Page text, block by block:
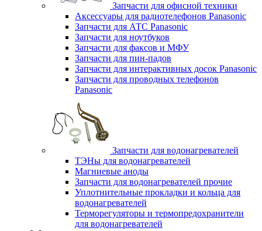
Запчасти для офисной техники
Аксессуары для радиотелефонов Panasonic
Запчасти для АТС Panasonic
Запчасти для ноутбуков
Запчасти для факсов и МФУ
Запчасти для пин-падов
Запчасти для интерактивных досок Panasonic
Запчасти для проводных телефонов
Panasonic
Запчасти для водонагревателей
ТЭНы для водонагревателей
Магниевые аноды
Запчасти для водонагревателей прочие
Уплотнительные прокладки и кольца для
водонагревателей
Терморегуляторы и термопредохранители
для водонагревателей